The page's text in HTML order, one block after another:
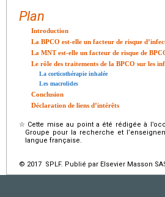
Plan
Introduction
La BPCO est-elle un facteur de risque
La MNT est-elle un facteur de risque de
Le rôle des traitements de la BPCO sur les
La corticothérapie inhalée
Les macrolides
Conclusion
Déclaration de liens d’intérêts
☆ Cette mise au point a été rédigée à
Groupe pour la recherche et
langue française.
© 2017 SPLF. Publié par Elsevier Masson